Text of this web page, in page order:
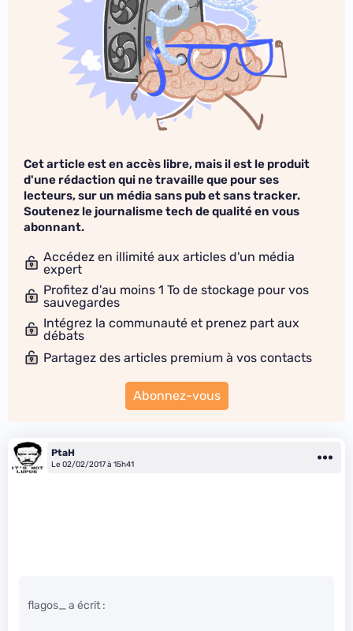
Cet article est en accès libre, mais il est le produit
d'une rédaction qui ne travaille que pour ses
lecteurs, sur un média sans pub et sans tracker.
Soutenez le journalisme tech de qualité en vous
abonnant.
Accédez en illimité aux articles d'un média
expert
Profitez d'au moins 1 To de stockage pour vos
sauvegardes
Intégrez la communauté et prenez part aux
débats
Partagez des articles premium à vos contacts
Abonnez-vous
PtaH
Le 02/02/2017 à 15h41
flagos_ a écrit :